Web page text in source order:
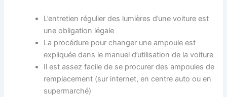
L’entretien régulier des lumières d’une voiture est
une obligation légale
La procédure pour changer une ampoule est
expliquée dans le manuel d’utilisation de la voiture
Il est assez facile de se procurer des ampoules de
remplacement (sur internet, en centre auto ou en
supermarché)